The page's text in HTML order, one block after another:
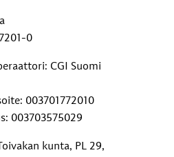
0
CGI Suomi
003701772010
003703575029
kunta, PL 29,